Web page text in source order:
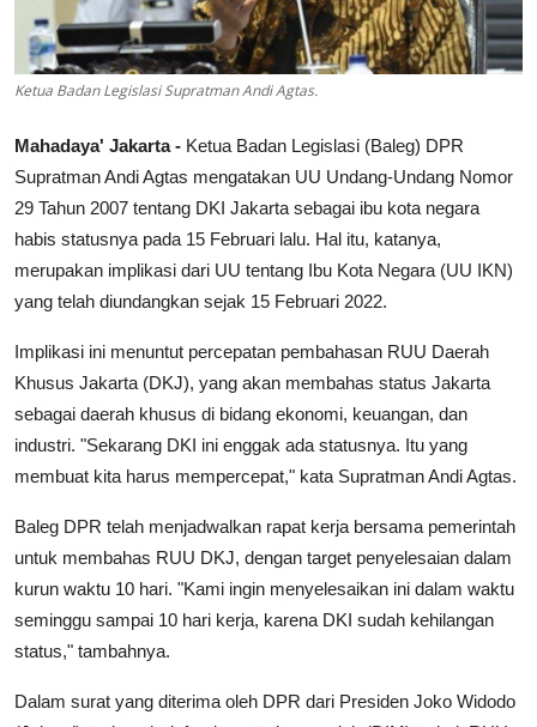
Ketua Badan Legislasi Supratman Andi Agtas.
Mahadaya' Jakarta - Ketua Badan Legislasi (Baleg) DPR
Supratman Andi Agtas mengatakan UU Undang-Undang Nomor
29 Tahun 2007 tentang DKI Jakarta sebagai ibu kota negara
habis statusnya pada 15 Februari lalu. Hal itu, katanya,
merupakan implikasi dari UU tentang Ibu Kota Negara (UU IKN)
yang telah diundangkan sejak 15 Februari 2022.
Implikasi ini menuntut percepatan pembahasan RUU Daerah
Khusus Jakarta (DKJ), yang akan membahas status Jakarta
sebagai daerah khusus di bidang ekonomi, keuangan, dan
industri. "Sekarang DKI ini enggak ada statusnya. Itu yang
membuat kita harus mempercepat," kata Supratman Andi Agtas.
Baleg DPR telah menjadwalkan rapat kerja bersama pemerintah
untuk membahas RUU DKJ, dengan target penyelesaian dalam
kurun waktu 10 hari. "Kami ingin menyelesaikan ini dalam waktu
seminggu sampai 10 hari kerja, karena DKI sudah kehilangan
status," tambahnya.
Dalam surat yang diterima oleh DPR dari Presiden Joko Widodo